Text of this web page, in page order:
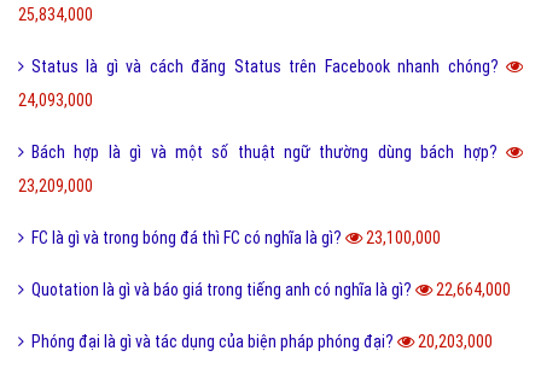
25,834,000
Status là gì và cách đăng Status trên Facebook nhanh chóng?
24,093,000
Bách hợp là gì và một số thuật ngữ thường dùng bách hợp?
23,209,000
FC là gì và trong bóng đá thì FC có nghĩa là gì? 23,100,000
Quotation là gì và báo giá trong tiếng anh có nghĩa là gì? 22,664,000
Phóng đại là gì và tác dụng của biện pháp phóng đại? 20,203,000